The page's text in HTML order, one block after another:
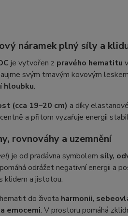
náramek plný síly a
je vytvořen z pravého hematitu
svým tmavým kovovým
hloubku.
(cca 19–20 cm) a díky
a přitom vyzařuje energii
rovnováhy a uzemnění
) je od pradávna symbolem síly,
odrážet negativní energii a
klidem a jistotou.
do života harmonii,
emocemi. V prostoru pomáhá